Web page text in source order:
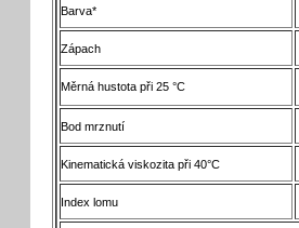
Barva*
Zápach
Měrná hustota při 25 °C
Bod mrznutí
Kinematická viskozita při 40°C
Index lomu